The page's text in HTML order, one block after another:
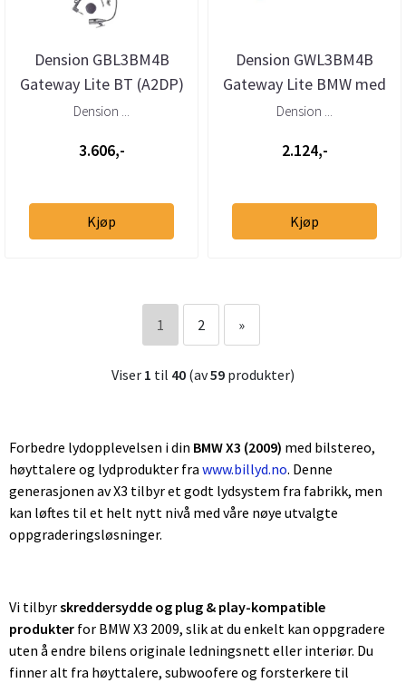
Dension GBL3BM4B
Gateway Lite BT (A2DP)
BMW og Mini med 40-
Dension ...
3.606,-
Kjøp
Dension GWL3BM4B
Gateway Lite BMW med
40-pins Quadlock
Dension ...
2.124,-
Kjøp
1 2 »
Viser 1 til 40 (av59 produkter)
Forbedre lydopplevelsen i din BMW X3 (2009) med bilstereo,
høyttalere og lydprodukter fra www.billyd.no. Denne
generasjonen av X3 tilbyr et godt lydsystem fra fabrikk, men
kan løftes til et helt nytt nivå med våre nøye utvalgte
oppgraderingsløsninger.
Vi tilbyrskreddersydde og plug & play-kompatible
produkter for BMW X3 2009, slik at du enkelt kan oppgradere
uten å endre bilens originale ledningsnett eller interiør. Du
finner alt fra høyttalere, subwoofere og forsterkere til